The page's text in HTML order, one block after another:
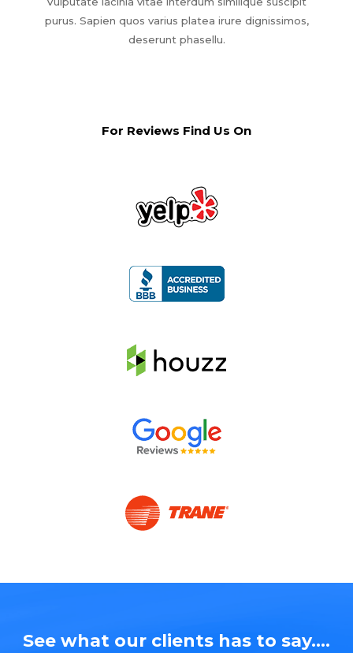
purus. Sapien quos varius platea irure dignissimos,
deserunt phasellu.
For Reviews Find Us On
See what our clients has to say....